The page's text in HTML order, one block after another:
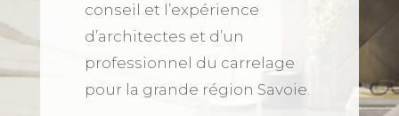
conseil et l’expérience
d’architectes et d’un
professionnel du carrelage
pour la grande région Savoie.